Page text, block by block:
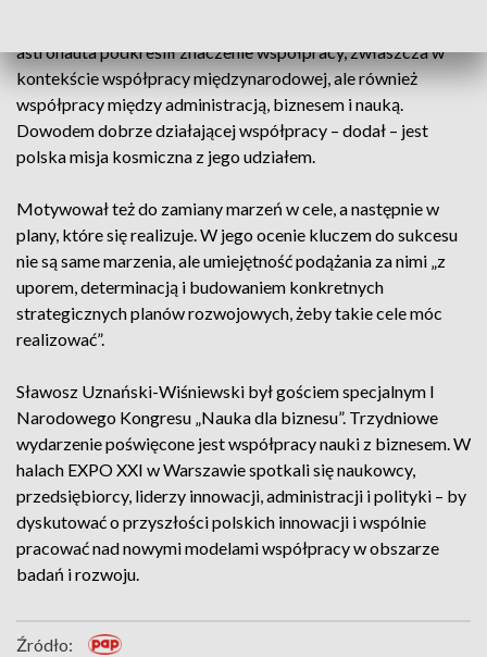
astronauta podkreślił znaczenie współpracy, zwłaszcza w
kontekście współpracy międzynarodowej, ale również
współpracy między administracją, biznesem i nauką.
Dowodem dobrze działającej współpracy – dodał – jest
polska misja kosmiczna z jego udziałem.
Motywował też do zamiany marzeń w cele, a następnie w
plany, które się realizuje. W jego ocenie kluczem do sukcesu
nie są same marzenia, ale umiejętność podążania za nimi „z
uporem, determinacją i budowaniem konkretnych
strategicznych planów rozwojowych, żeby takie cele móc
realizować”.
Sławosz Uznański-Wiśniewski był gościem specjalnym I
Narodowego Kongresu „Nauka dla biznesu”. Trzydniowe
wydarzenie poświęcone jest współpracy nauki z biznesem. W
halach EXPO XXI w Warszawie spotkali się naukowcy,
przedsiębiorcy, liderzy innowacji, administracji i polityki – by
dyskutować o przyszłości polskich innowacji i wspólnie
pracować nad nowymi modelami współpracy w obszarze
badań i rozwoju.
Źródło: